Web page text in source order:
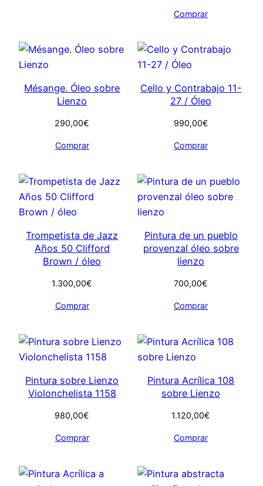
Comprar
Mésange. Óleo sobre
Lienzo
290,00€
Comprar
Cello y Contrabajo 11-
27 / Óleo
990,00€
Comprar
Trompetista de Jazz
Años 50 Clifford
Brown / óleo
1.300,00€
Comprar
Pintura de un pueblo
provenzal óleo sobre
lienzo
700,00€
Comprar
Pintura sobre Lienzo
Violonchelista 1158
980,00€
Comprar
Pintura Acrílica 108
sobre Lienzo
1.120,00€
Comprar